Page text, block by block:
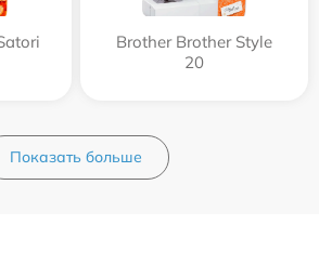
Brother Brother Style
20
Показать больше